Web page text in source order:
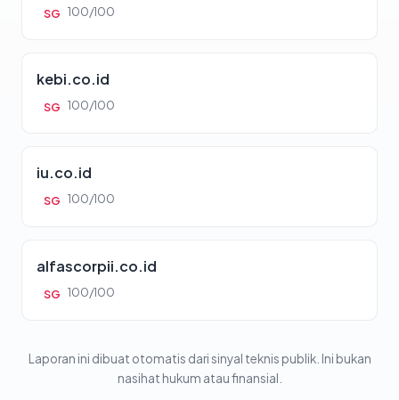
SG 100/100
kebi.co.id
SG 100/100
iu.co.id
SG 100/100
alfascorpii.co.id
SG 100/100
Laporan ini dibuat otomatis dari sinyal teknis publik. Ini bukan
nasihat hukum atau finansial.